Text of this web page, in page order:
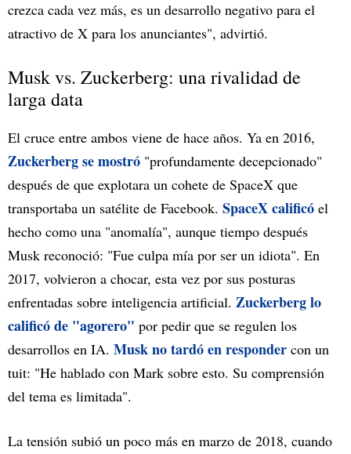
crezca cada vez más, es un desarrollo negativo para el
atractivo de X para los anunciantes", advirtió.
Musk vs. Zuckerberg: una rivalidad de
larga data
El cruce entre ambos viene de hace años. Ya en 2016,
Zuckerberg se mostró "profundamente decepcionado"
después de que explotara un cohete de SpaceX que
transportaba un satélite de Facebook. SpaceX calificó el
hecho como una "anomalía", aunque tiempo después
Musk reconoció: "Fue culpa mía por ser un idiota". En
2017, volvieron a chocar, esta vez por sus posturas
enfrentadas sobre inteligencia artificial. Zuckerberg lo
calificó de "agorero" por pedir que se regulen los
desarrollos en IA. Musk no tardó en responder con un
tuit: "He hablado con Mark sobre esto. Su comprensión
del tema es limitada".
La tensión subió un poco más en marzo de 2018, cuando